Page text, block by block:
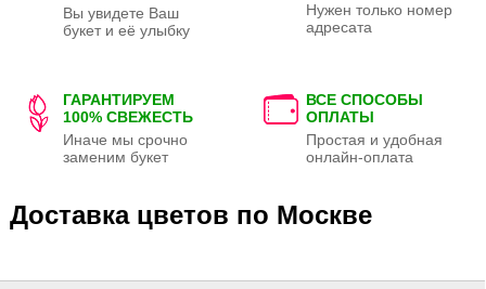
Вы увидете Ваш
букет и её улыбку
Нужен только номер
адресата
ГАРАНТИРУЕМ
100% СВЕЖЕСТЬ
Иначе мы срочно
заменим букет
ВСЕ СПОСОБЫ
ОПЛАТЫ
Простая и удобная
онлайн-оплата
Доставка цветов по Москве